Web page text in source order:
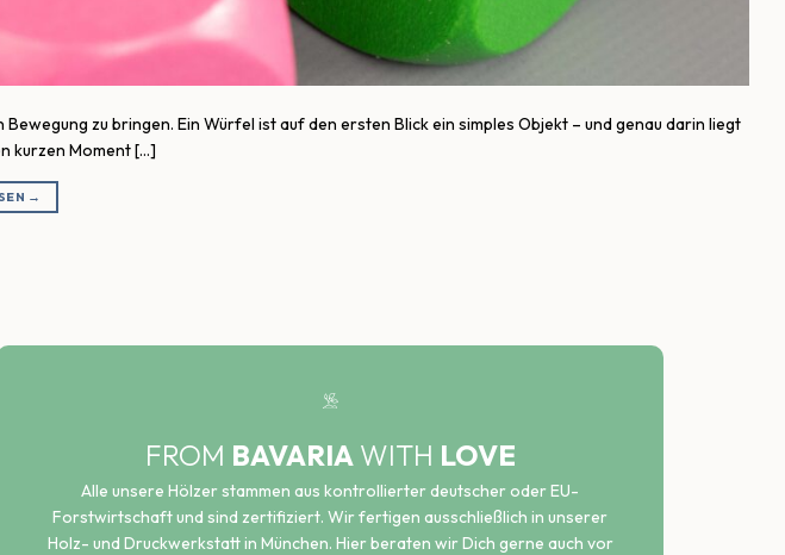
zu bringen. Ein Würfel ist auf den ersten Blick ein simples Objekt – und genau darin liegt
kurzen Moment […]
→
FROM BAVARIA WITH LOVE
Alle unsere Hölzer stammen aus kontrollierter deutscher oder EU-
Forstwirtschaft und sind zertifiziert. Wir fertigen ausschließlich in unserer
Holz- und Druckwerkstatt in München. Hier beraten wir Dich gerne auch vor